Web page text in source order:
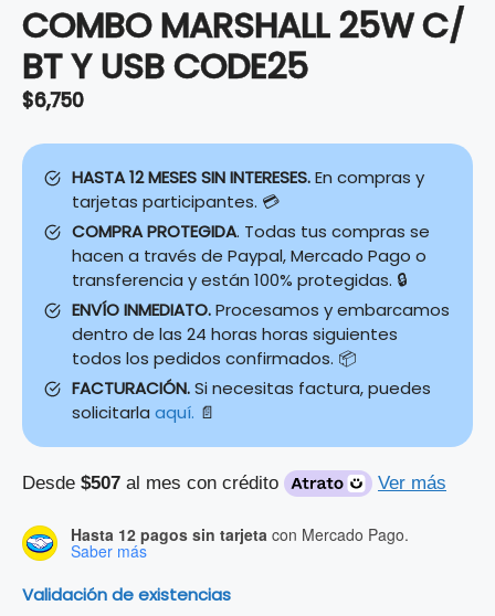
COMBO MARSHALL 25W C/
BT Y USB CODE25
$6,750
HASTA 12 MESES SIN INTERESES.En compras y
tarjetas participantes. 💳
COMPRA PROTEGIDA. Todas tus compras se
hacen a través de Paypal, Mercado Pago o
transferencia y están 100% protegidas. 🔒
ENVÍO INMEDIATO.Procesamos y embarcamos
dentro de las 24 horas horas siguientes
todos los pedidos confirmados. 📦
FACTURACIÓN.Si necesitas factura, puedes
solicitarla aquí. 📄
Desde $507 al mes con crédito Ver más
Hasta 12 pagos sin tarjeta con Mercado Pago.
Saber más
Validación de existencias